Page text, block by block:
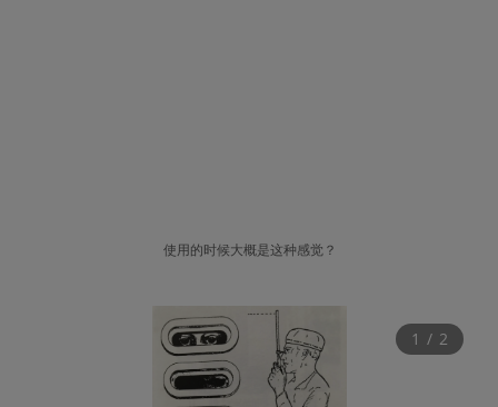
使用的时候大概是这种感觉？
1 / 2